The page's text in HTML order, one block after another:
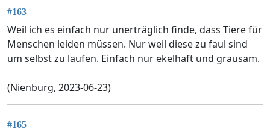
#163
Weil ich es einfach nur unerträglich finde, dass Tiere für
Menschen leiden müssen. Nur weil diese zu faul sind
um selbst zu laufen. Einfach nur ekelhaft und grausam.
(Nienburg, 2023-06-23)
#165